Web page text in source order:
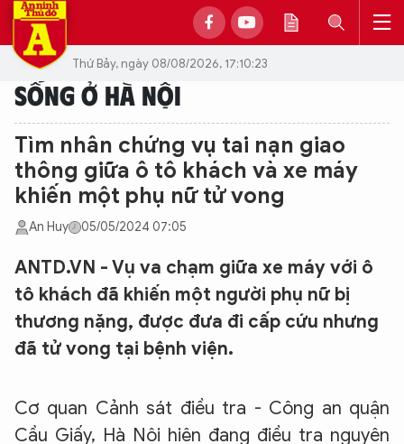
Thứ Bảy, ngày 08/08/2026, 17:10:23
SỐNG Ở HÀ NỘI
Tìm nhân chứng vụ tai nạn giao
thông giữa ô tô khách và xe máy
khiến một phụ nữ tử vong
An Huy 05/05/2024 07:05
ANTD.VN - Vụ va chạm giữa xe máy với ô
tô khách đã khiến một người phụ nữ bị
thương nặng, được đưa đi cấp cứu nhưng
đã tử vong tại bệnh viện.
Cơ quan Cảnh sát điều tra - Công an quận
Cầu Giấy, Hà Nội hiện đang điều tra nguyên